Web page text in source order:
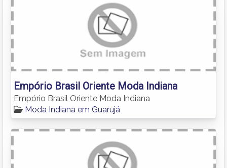
Empório Brasil Oriente Moda Indiana
Empório Brasil Oriente Moda Indiana
Moda Indiana em Guarujá